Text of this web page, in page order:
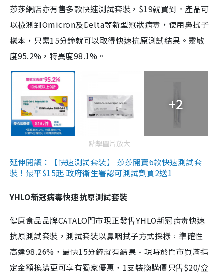
莎莎網店亦有售多款快速測試套裝，$19就買到。產品可
以檢測到Omicron及Delta等新型冠狀病毒，使用鼻拭子
樣本，只需15分鐘就可以取得快速抗原測試結果。靈敏
度95.2%，特異度98.1%。
+2
點擊圖片放大
延伸閱讀：【快速測試套裝】 莎莎開賣6款快速測試套
裝！最平$15起 政府衛生署認可測試劑買2送1
YHLO新冠病毒快速抗原測試套裝
健康食品品牌CATALO門市現正發售YHLO新冠病毒快速
抗原測試套裝，測試套裝以鼻咽拭子方式採樣，準確性
高達98.26%，最快15分鐘就有結果。現時於門市買滿指
定金額換購更可享有獨家優惠，1支裝換購價只售$20/盒